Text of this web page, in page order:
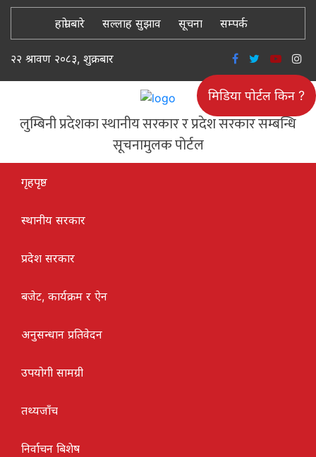
हाम्रो बारे सल्लाह सुझाव सूचना सम्पर्क
२२ श्रावण २०८३, शुक्रबार
लुम्बिनी प्रदेशका स्थानीय सरकार र प्रदेश सरकार सम्बन्धि
सूचनामुलक पोर्टल
मिडिया पोर्टल किन ?
गृहपृष्ठ
स्थानीय सरकार
प्रदेश सरकार
बजेट, कार्यक्रम र ऐन
अनुसन्धान प्रतिवेदन
उपयोगी सामग्री
तथ्यजाँच
निर्वाचन बिशेष